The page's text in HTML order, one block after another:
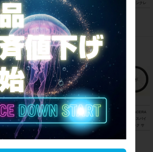
ル バイク 42cm 26インチ 内装3速 ピン
ク（サイクルパラダイス山口より配送)
63,800円
22年 クロスバイク Mサイズ サテンクレ
イ サイドスタンド付
77,000円
美品 ジャイアント GIANT クロスター
CROSTAR ACERA 2021年 クロスバイ
ク Mサイズ スカイブルー サイドスタン
44,000円
ビアンキ BIANCHI C-SPORT 2 ACERA
ステップスルー仕様 2023年 クロスバイ
ク 43サイズ ロックサンド/ブラック サ
イドスタンド付
48,400円